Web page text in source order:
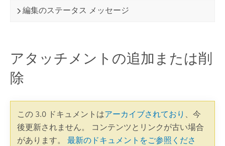
編集のステータス メッセージ
アタッチメントの追加または削
除
この 3.0 ドキュメントはアーカイブされており 、今
後更新されません。 コンテンツとリンクが古い場合
があります。 最新のドキュメントをご参照くださ